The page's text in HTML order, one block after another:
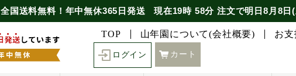
全国送料無料！年中無休365日発送 現在19時 58分 注文で明日8月8日
TOP 山年園について(会社概要) お
ログイン カート